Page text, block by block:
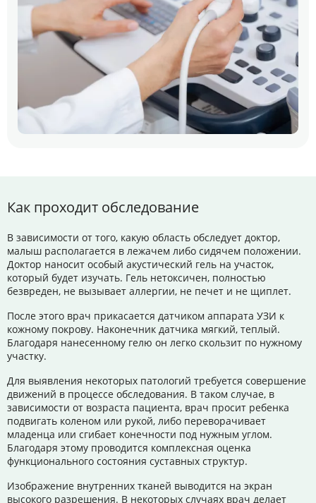
Как проходит обследование
В зависимости от того, какую область обследует доктор,
малыш располагается в лежачем либо сидячем положении.
Доктор наносит особый акустический гель на участок,
который будет изучать. Гель нетоксичен, полностью
безвреден, не вызывает аллергии, не печет и не щиплет.
После этого врач прикасается датчиком аппарата УЗИ к
кожному покрову. Наконечник датчика мягкий, теплый.
Благодаря нанесенному гелю он легко скользит по нужному
участку.
Для выявления некоторых патологий требуется совершение
движений в процессе обследования. В таком случае, в
зависимости от возраста пациента, врач просит ребенка
подвигать коленом или рукой, либо переворачивает
младенца или сгибает конечности под нужным углом.
Благодаря этому проводится комплексная оценка
функционального состояния суставных структур.
Изображение внутренних тканей выводится на экран
высокого разрешения. В некоторых случаях врач делает